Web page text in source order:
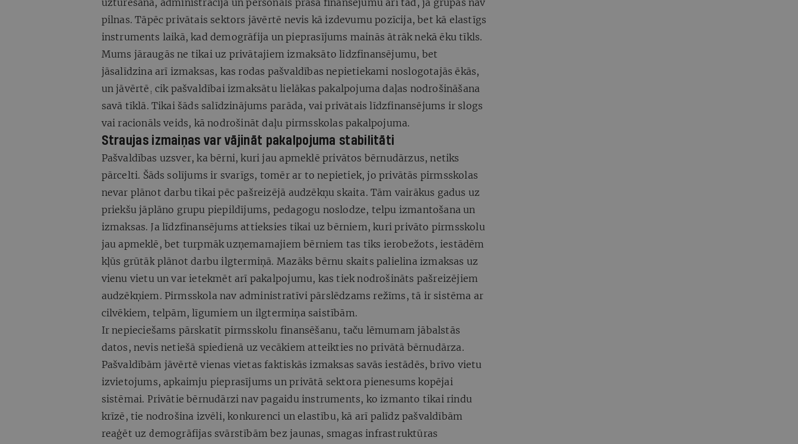
uzturēšana, administrācija un personāls prasa finansējumu arī tad, ja grupas nav
pilnas. Tāpēc privātais sektors jāvērtē nevis kā izdevumu pozīcija, bet kā elastīgs
instruments laikā, kad demogrāfija un pieprasījums mainās ātrāk nekā ēku tīkls.
Mums jāraugās ne tikai uz privātajiem izmaksāto līdzfinansējumu, bet
jāsalīdzina arī izmaksas, kas rodas pašvaldības nepietiekami noslogotajās ēkās,
un jāvērtē, cik pašvaldībai izmaksātu lielākas pakalpojuma daļas nodrošināšana
savā tīklā. Tikai šāds salīdzinājums parāda, vai privātais līdzfinansējums ir slogs
vai racionāls veids, kā nodrošināt daļu pirmsskolas pakalpojuma.
Straujas izmaiņas var vājināt pakalpojuma stabilitāti
Pašvaldības uzsver, ka bērni, kuri jau apmeklē privātos bērnudārzus, netiks
pārcelti. Šāds solījums ir svarīgs, tomēr ar to nepietiek, jo privātās pirmsskolas
nevar plānot darbu tikai pēc pašreizējā audzēkņu skaita. Tām vairākus gadus uz
priekšu jāplāno grupu piepildījums, pedagogu noslodze, telpu izmantošana un
izmaksas. Ja līdzfinansējums attieksies tikai uz bērniem, kuri privāto pirmsskolu
jau apmeklē, bet turpmāk uzņemamajiem bērniem tas tiks ierobežots, iestādēm
kļūs grūtāk plānot darbu ilgtermiņā. Mazāks bērnu skaits palielina izmaksas uz
vienu vietu un var ietekmēt arī pakalpojumu, kas tiek nodrošināts pašreizējiem
audzēkņiem. Pirmsskola nav administratīvi pārslēdzams režīms, tā ir sistēma ar
cilvēkiem, telpām, līgumiem un ilgtermiņa saistībām.
Ir nepieciešams pārskatīt pirmsskolu finansēšanu, taču lēmumam jābalstās
datos, nevis netiešā spiedienā uz vecākiem atteikties no privātā bērnudārza.
Pašvaldībām jāvērtē vienas vietas faktiskās izmaksas savās iestādēs, brīvo vietu
izvietojums, apkaimju pieprasījums un privātā sektora pienesums kopējai
sistēmai. Privātie bērnudārzi nav pagaidu instruments, ko izmanto tikai rindu
krīzē, tie nodrošina izvēli, konkurenci un elastību, kā arī palīdz pašvaldībām
reaģēt uz demogrāfijas svārstībām bez jaunas, smagas infrastruktūras